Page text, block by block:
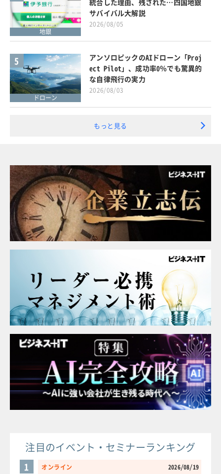
地銀
統合した理由、残された…四国地銀
サバイバル大解説
2026/08/05
5
ドローン
アンソロピックのAIドローン「Proj
ect Pilot」、成功率0％でも驚異的
な自律飛行の実力
2026/08/03
もっと見る
注目のイベント・セミナーランキング
オンライン 2026/08/19
1